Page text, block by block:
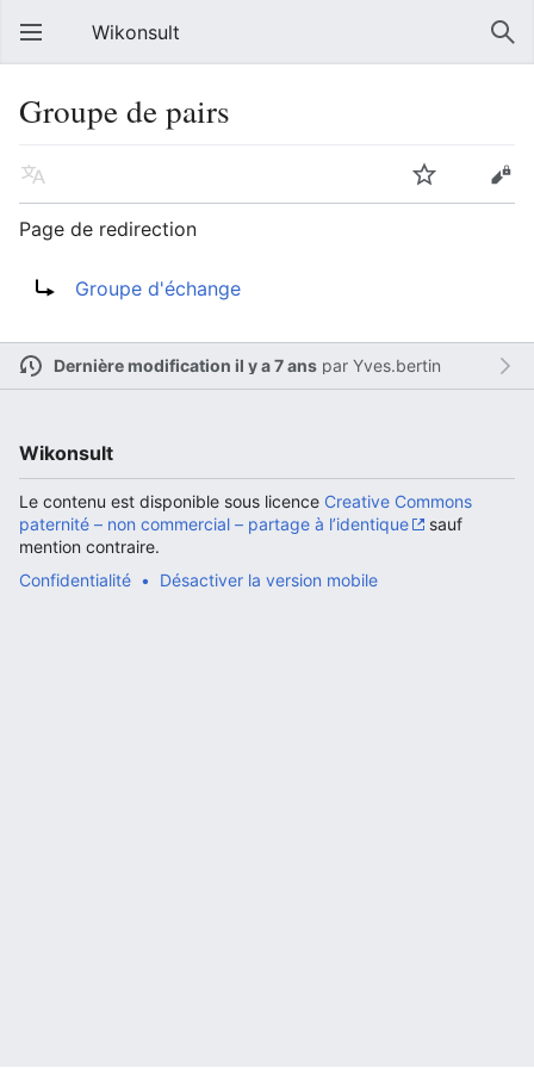
Wikonsult
Groupe de pairs
Page de redirection
Groupe d'échange
Dernière modification il y a 7 anspar Yves.bertin
Wikonsult
Le contenu est disponible sous licence Creative Commons
paternité – non commercial – partage à l’identique
sauf
mention contraire.
Confidentialité
Désactiver la version mobile